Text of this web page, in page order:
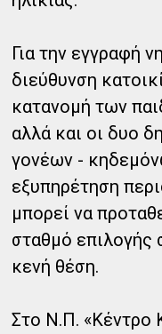
Για την εγγραφή
διεύθυνση
κατανομή των
αλλά και οι δυο
γονέων -
εξυπηρέτηση
μπορεί να
σταθμό επιλογής
κενή θέση.
Στο Ν.Π. «Κέντρο